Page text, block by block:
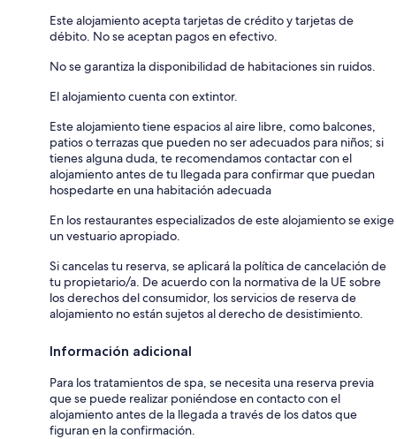
Este alojamiento acepta tarjetas de crédito y tarjetas de
débito. No se aceptan pagos en efectivo.
No se garantiza la disponibilidad de habitaciones sin ruidos.
El alojamiento cuenta con extintor.
Este alojamiento tiene espacios al aire libre, como balcones,
patios o terrazas que pueden no ser adecuados para niños; si
tienes alguna duda, te recomendamos contactar con el
alojamiento antes de tu llegada para confirmar que puedan
hospedarte en una habitación adecuada
En los restaurantes especializados de este alojamiento se exige
un vestuario apropiado.
Si cancelas tu reserva, se aplicará la política de cancelación de
tu propietario/a. De acuerdo con la normativa de la UE sobre
los derechos del consumidor, los servicios de reserva de
alojamiento no están sujetos al derecho de desistimiento.
Información adicional
Para los tratamientos de spa, se necesita una reserva previa
que se puede realizar poniéndose en contacto con el
alojamiento antes de la llegada a través de los datos que
figuran en la confirmación.